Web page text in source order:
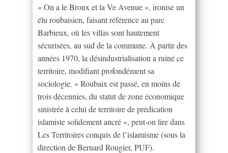
« On a le Bronx et la Ve Avenue », ironise un
élu roubaisien, faisant référence au parc
Barbieux, où les villas sont hautement
sécurisées, au sud de la commune. À partir des
années 1970, la désindustrialisation a ruiné ce
territoire, modifiant profondément sa
sociologie. « Roubaix est passé, en moins de
trois décennies, du statut de zone économique
sinistrée à celui de territoire de prédication
islamiste solidement ancré », peut-on lire dans
Les Territoires conquis de l’islamisme (sous la
direction de Bernard Rougier, PUF).